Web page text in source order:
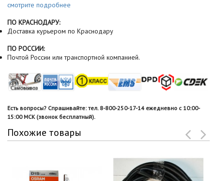
смотрите подробнее
ПО КРАСНОДАРУ:
Доставка курьером по Краснодару
ПО РОССИИ:
Почтой России или транспортной компанией.
Есть вопросы? Спрашивайте: тел. 8-800-250-17-14 ежедневно с 10:00-
15:00 МСК (звонок бесплатный).
Похожие товары